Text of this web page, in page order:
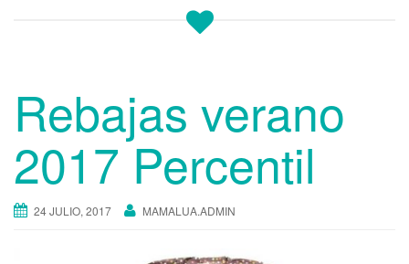
Rebajas verano
2017 Percentil
24 JULIO, 2017 MAMALUA.ADMIN